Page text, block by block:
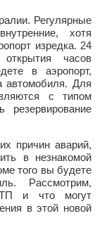
Регулярные
хотя
изредка. 24
часов
в аэропорт,
автомобиля. Для
с типом
резервирование
причин аварий,
в незнакомой
того вы будете
Рассмотрим,
и что могут
в этой новой